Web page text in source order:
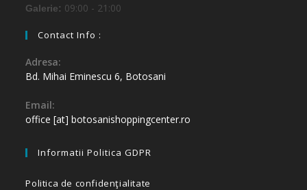
Galerie: 09:00 - 21:00
Contact Info :
Adresa:
Bd. Mihai Eminescu 6, Botosani
Email:
office [at] botosanishoppingcenter.ro
Informatii Politica GDPR
Politica de confidenţialitate